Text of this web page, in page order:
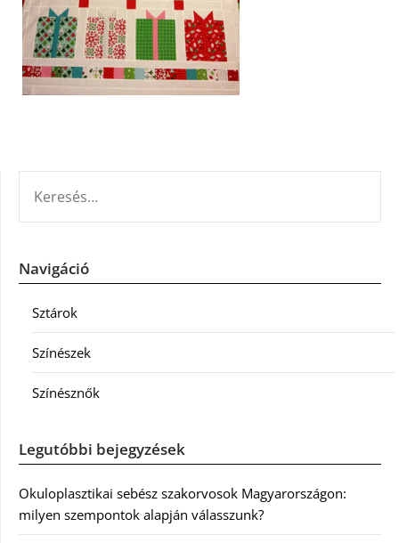
Navigáció
Sztárok
Színészek
Színésznők
Legutóbbi bejegyzések
Okuloplasztikai sebész szakorvosok Magyarországon:
milyen szempontok alapján válasszunk?